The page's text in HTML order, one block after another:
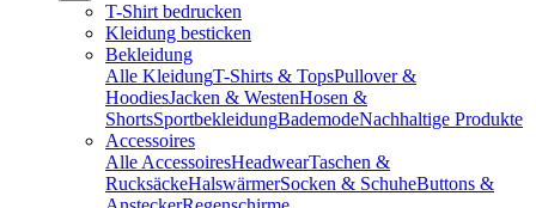
T-Shirt bedrucken
Kleidung besticken
Bekleidung
Alle KleidungT-Shirts & TopsPullover &
HoodiesJacken & WestenHosen &
ShortsSportbekleidungBademodeNachhaltige Produkte
Accessoires
Alle AccessoiresHeadwearTaschen &
RucksäckeHalswärmerSocken & SchuheButtons &